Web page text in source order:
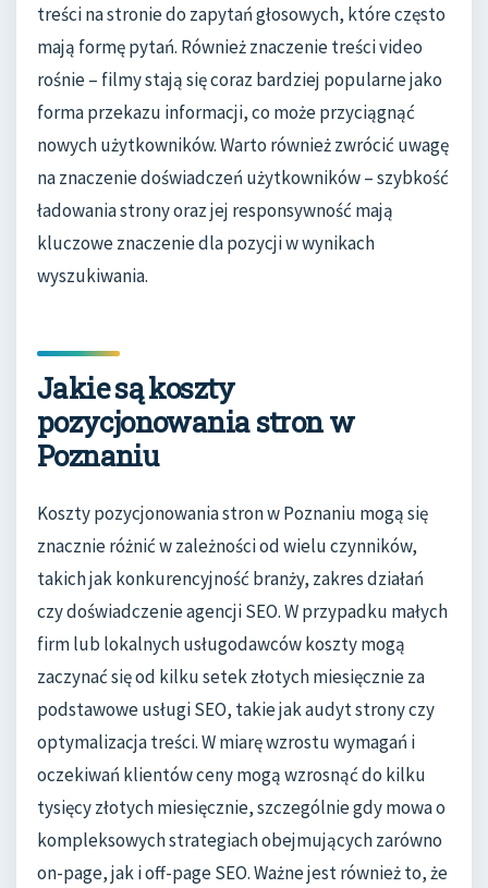
treści na stronie do zapytań głosowych, które często
mają formę pytań. Również znaczenie treści video
rośnie – filmy stają się coraz bardziej popularne jako
forma przekazu informacji, co może przyciągnąć
nowych użytkowników. Warto również zwrócić uwagę
na znaczenie doświadczeń użytkowników – szybkość
ładowania strony oraz jej responsywność mają
kluczowe znaczenie dla pozycji w wynikach
wyszukiwania.
Jakie są koszty
pozycjonowania stron w
Poznaniu
Koszty pozycjonowania stron w Poznaniu mogą się
znacznie różnić w zależności od wielu czynników,
takich jak konkurencyjność branży, zakres działań
czy doświadczenie agencji SEO. W przypadku małych
firm lub lokalnych usługodawców koszty mogą
zaczynać się od kilku setek złotych miesięcznie za
podstawowe usługi SEO, takie jak audyt strony czy
optymalizacja treści. W miarę wzrostu wymagań i
oczekiwań klientów ceny mogą wzrosnąć do kilku
tysięcy złotych miesięcznie, szczególnie gdy mowa o
kompleksowych strategiach obejmujących zarówno
on-page, jak i off-page SEO. Ważne jest również to, że